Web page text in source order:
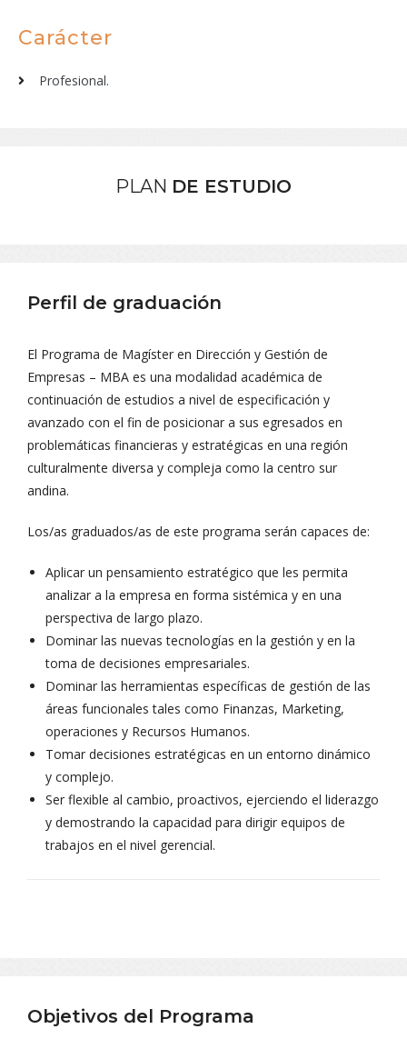
Carácter
Profesional.
PLAN DE ESTUDIO
Perfil de graduación
El Programa de Magíster en Dirección y Gestión de
Empresas – MBA es una modalidad académica de
continuación de estudios a nivel de especificación y
avanzado con el fin de posicionar a sus egresados en
problemáticas financieras y estratégicas en una región
culturalmente diversa y compleja como la centro sur
andina.
Los/as graduados/as de este programa serán capaces de:
Aplicar un pensamiento estratégico que les permita
analizar a la empresa en forma sistémica y en una
perspectiva de largo plazo.
Dominar las nuevas tecnologías en la gestión y en la
toma de decisiones empresariales.
Dominar las herramientas específicas de gestión de las
áreas funcionales tales como Finanzas, Marketing,
operaciones y Recursos Humanos.
Tomar decisiones estratégicas en un entorno dinámico
y complejo.
Ser flexible al cambio, proactivos, ejerciendo el liderazgo
y demostrando la capacidad para dirigir equipos de
trabajos en el nivel gerencial.
Objetivos del Programa